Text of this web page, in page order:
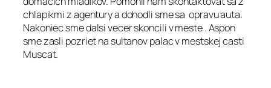
chlapikmi z agentury a dohodli sme sa opravu auta.
Nakoniec sme dalsi vecer skoncili v meste . Aspon
sme zasli pozriet na sultanov palac v mestskej casti
Muscat.